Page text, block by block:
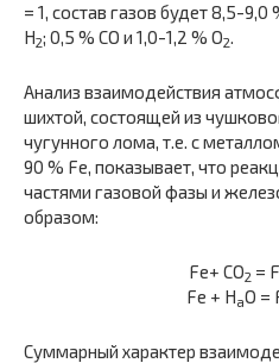
= 1, состав газов будет 8,5-9,0
H2; 0,5 % СО и 1,0-1,2 % O2.
Анализ взаимодействия
шихтой, состоящей из
чугунного лома, т.е. с
90 % Fe, показывает, что
частями газовой фазы и
образом:
Fe+ CO2 =
Fe + HаO =
Суммарный характер